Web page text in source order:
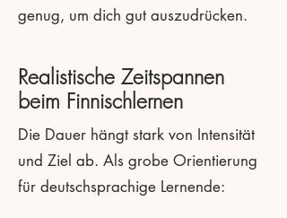
genug, um dich gut auszudrücken.
Realistische Zeitspannen
beim Finnischlernen
Die Dauer hängt stark von Intensität
und Ziel ab. Als grobe Orientierung
für deutschsprachige Lernende: